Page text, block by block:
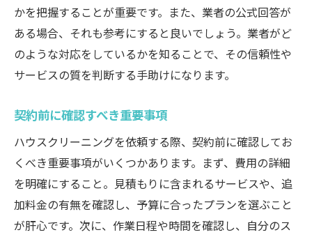
かを把握することが重要です。また、業者の公式回答が
ある場合、それも参考にすると良いでしょう。業者がど
のような対応をしているかを知ることで、その信頼性や
サービスの質を判断する手助けになります。
契約前に確認すべき重要事項
ハウスクリーニングを依頼する際、契約前に確認してお
くべき重要事項がいくつかあります。まず、費用の詳細
を明確にすること。見積もりに含まれるサービスや、追
加料金の有無を確認し、予算に合ったプランを選ぶこと
が肝心です。次に、作業日程や時間を確認し、自分のス